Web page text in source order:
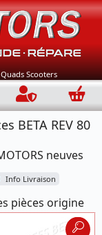
Scooters
Connection
BETA REV 80
neuves
Info Livraison
pièces origine